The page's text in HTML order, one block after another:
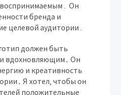
Он
бренда и
целевой аудитории․
должен быть
вдохновляющим․ Он
и креативность
Я хотел‚ чтобы он
положительные